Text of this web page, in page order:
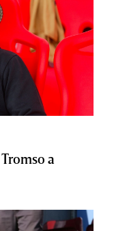
a